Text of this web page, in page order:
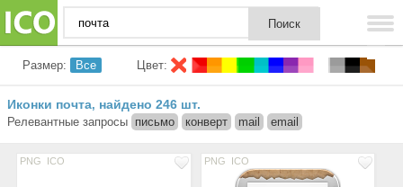
Размер: Все Цвет:
Иконки почта, найдено 246 шт.
Релевантные запросы письмо конверт mail email
PNG ICO PNG ICO